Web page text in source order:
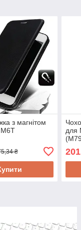
з магнітом
₴
для
201